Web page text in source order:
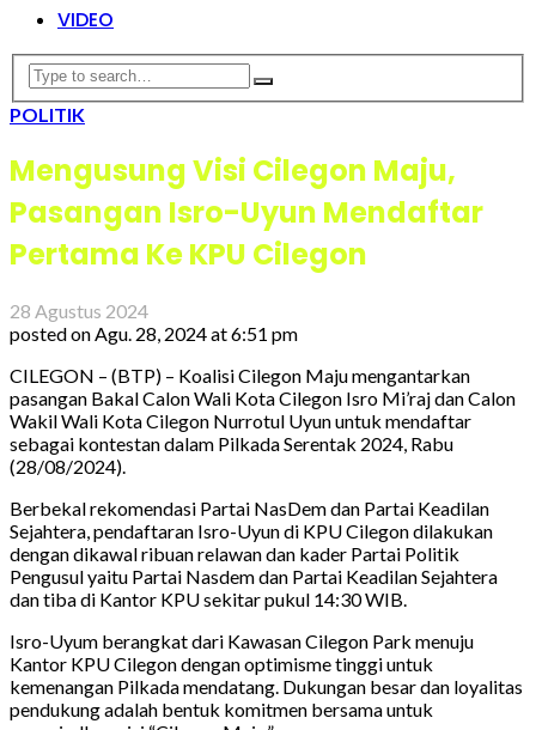
VIDEO
POLITIK
Mengusung Visi Cilegon Maju,
Pasangan Isro-Uyun Mendaftar
Pertama Ke KPU Cilegon
28 Agustus 2024
posted onAgu. 28, 2024 at 6:51 pm
CILEGON – (BTP) – Koalisi Cilegon Maju mengantarkan
pasangan Bakal Calon Wali Kota Cilegon Isro Mi’raj dan Calon
Wakil Wali Kota Cilegon Nurrotul Uyun untuk mendaftar
sebagai kontestan dalam Pilkada Serentak 2024, Rabu
(28/08/2024).
Berbekal rekomendasi Partai NasDem dan Partai Keadilan
Sejahtera, pendaftaran Isro-Uyun di KPU Cilegon dilakukan
dengan dikawal ribuan relawan dan kader Partai Politik
Pengusul yaitu Partai Nasdem dan Partai Keadilan Sejahtera
dan tiba di Kantor KPU sekitar pukul 14:30 WIB.
Isro-Uyum berangkat dari Kawasan Cilegon Park menuju
Kantor KPU Cilegon dengan optimisme tinggi untuk
kemenangan Pilkada mendatang. Dukungan besar dan loyalitas
pendukung adalah bentuk komitmen bersama untuk